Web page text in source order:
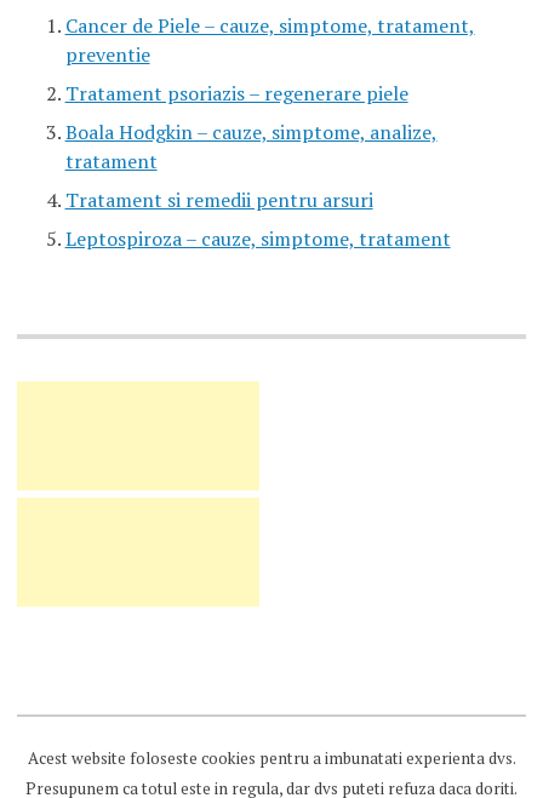
Cancer de Piele – cauze, simptome, tratament,
preventie
Tratament psoriazis – regenerare piele
Boala Hodgkin – cauze, simptome, analize,
tratament
Tratament si remedii pentru arsuri
Leptospiroza – cauze, simptome, tratament
Acest website foloseste cookies pentru a imbunatati experienta dvs.
Presupunem ca totul este in regula, dar dvs puteti refuza daca doriti.